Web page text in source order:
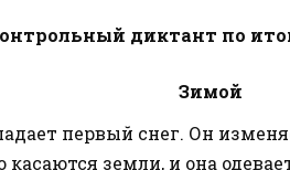
диктант по
Зимой
первый снег. Он
земли, и она